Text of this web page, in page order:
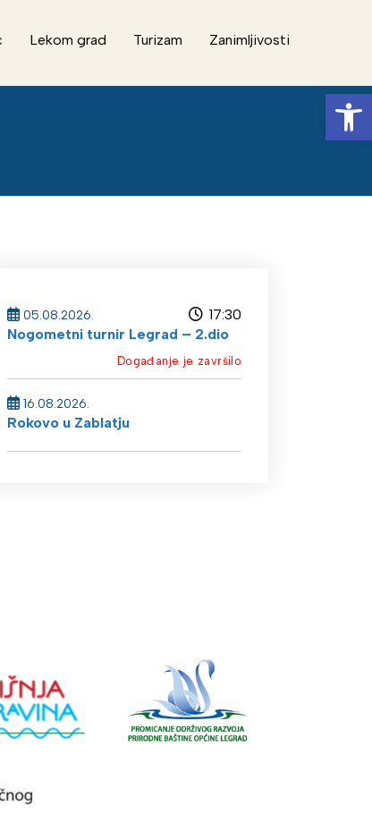
Lekom grad Turizam
Zanimljivosti
05.08.2026.
17:30
Nogometni turnir Legrad – 2.dio
Događanje je završilo
16.08.2026.
Rokovo u Zablatju